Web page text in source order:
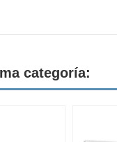
categoría: